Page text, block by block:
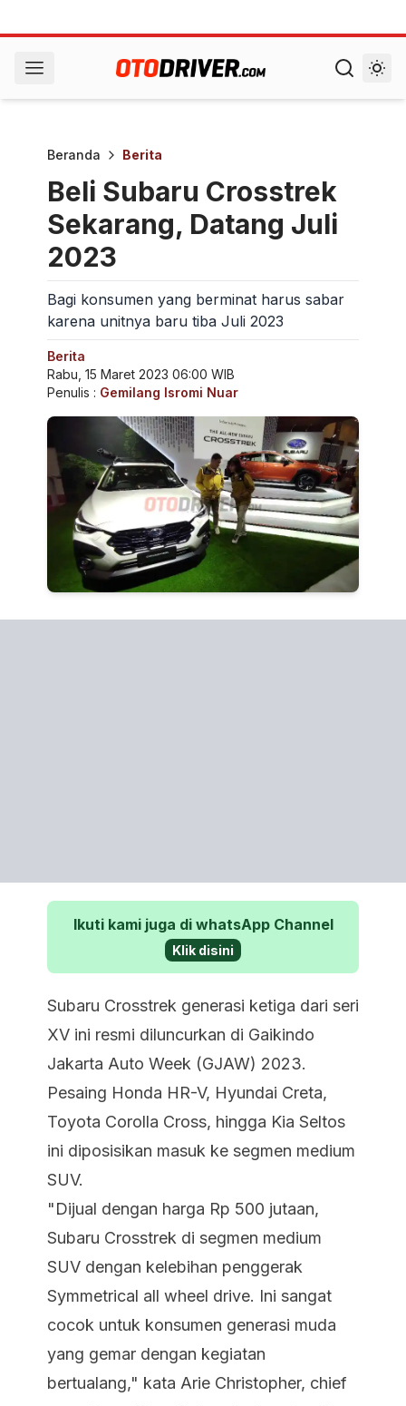
Beranda Berita
Beli Subaru Crosstrek
Sekarang, Datang Juli
2023
Bagi konsumen yang berminat harus sabar
karena unitnya baru tiba Juli 2023
Berita
Rabu, 15 Maret 2023 06:00 WIB
Penulis : Gemilang Isromi Nuar
Ikuti kami juga di whatsApp Channel
Klik disini
Subaru Crosstrek generasi ketiga dari seri
XV ini resmi diluncurkan di Gaikindo
Jakarta Auto Week (GJAW) 2023.
Pesaing Honda HR-V, Hyundai Creta,
Toyota Corolla Cross, hingga Kia Seltos
ini diposisikan masuk ke segmen medium
SUV.
"Dijual dengan harga Rp 500 jutaan,
Subaru Crosstrek di segmen medium
SUV dengan kelebihan penggerak
Symmetrical all wheel drive. Ini sangat
cocok untuk konsumen generasi muda
yang gemar dengan kegiatan
bertualang," kata Arie Christopher, chief